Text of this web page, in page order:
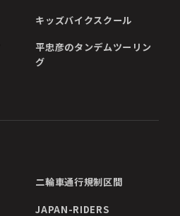
キッズバイクスクール
平忠彦のタンデムツーリン
グ
二輪車通行規制区間
JAPAN-RIDERS